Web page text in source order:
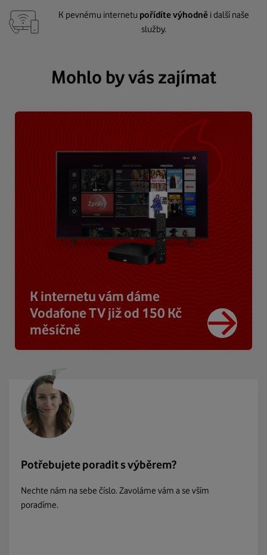
K pevnému internetu pořídíte výhodně i další naše
služby.
Mohlo by vás zajímat
K internetu vám dáme
Vodafone TV již od 150 Kč
měsíčně
Potřebujete poradit s výběrem?
Nechte nám na sebe číslo. Zavoláme vám a se vším
poradíme.